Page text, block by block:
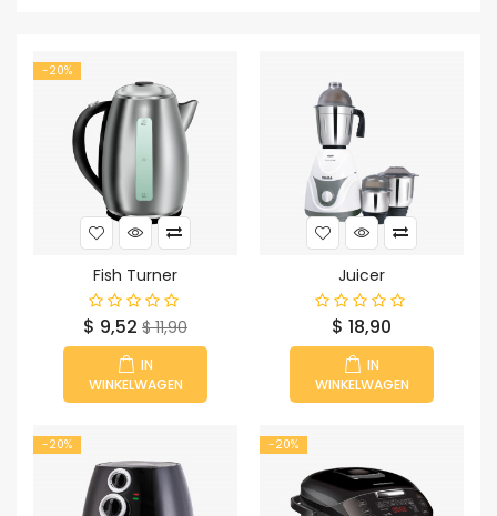
-20%
Fish Turner
Prijs
$ 9,52 Normale
prijs
$ 11,90
IN
WINKELWAGEN
Juicer
Prijs
$ 18,90
IN
WINKELWAGEN
-20% -20%